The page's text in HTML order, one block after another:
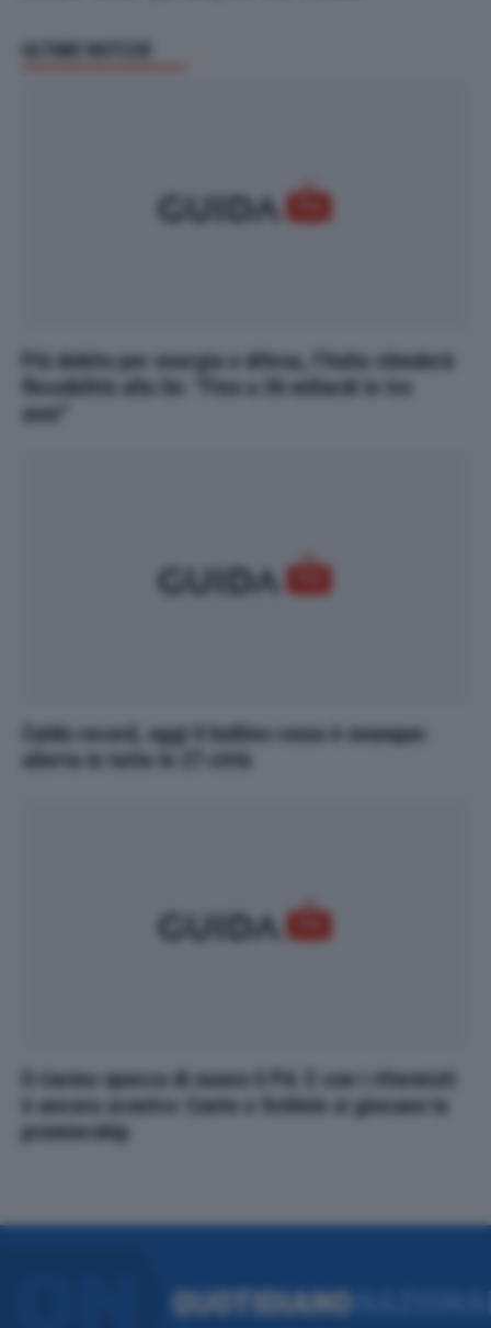
ULTIME NOTIZIE
Più debito per energia e difesa, l’Italia chiederà
flessibilità alla Ue: “Fino a 36 miliardi in tre
anni”
Caldo record, oggi il bollino rosso è ovunque:
allerta in tutte le 27 città
Il riarmo spacca di nuovo il Pd. E con i riformisti
è ancora scontro: Conte e Schlein si giocano la
premiership